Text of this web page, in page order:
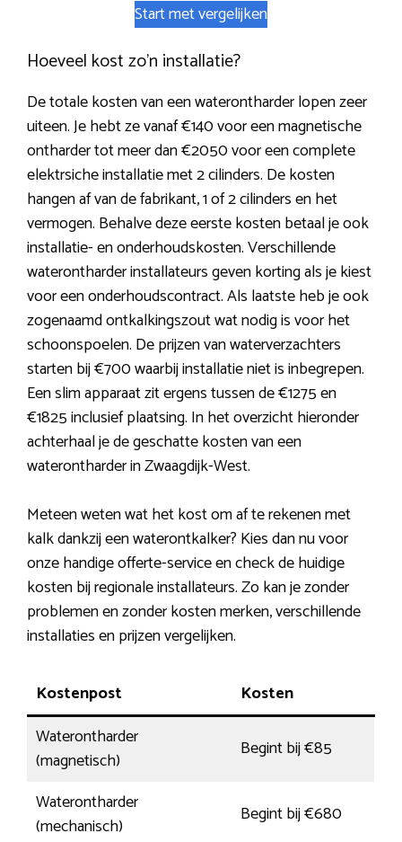
Start met vergelijken
Hoeveel kost zo’n installatie?
De totale kosten van een waterontharder lopen zeer
uiteen. Je hebt ze vanaf €140 voor een magnetische
ontharder tot meer dan €2050 voor een complete
elektrsiche installatie met 2 cilinders. De kosten
hangen af van de fabrikant, 1 of 2 cilinders en het
vermogen. Behalve deze eerste kosten betaal je ook
installatie- en onderhoudskosten. Verschillende
waterontharder installateurs geven korting als je kiest
voor een onderhoudscontract. Als laatste heb je ook
zogenaamd ontkalkingszout wat nodig is voor het
schoonspoelen. De prijzen van waterverzachters
starten bij €700 waarbij installatie niet is inbegrepen.
Een slim apparaat zit ergens tussen de €1275 en
€1825 inclusief plaatsing. In het overzicht hieronder
achterhaal je de geschatte kosten van een
waterontharder in Zwaagdijk-West.
Meteen weten wat het kost om af te rekenen met
kalk dankzij een waterontkalker? Kies dan nu voor
onze handige offerte-service en check de huidige
kosten bij regionale installateurs. Zo kan je zonder
problemen en zonder kosten merken, verschillende
installaties en prijzen vergelijken.
Kostenpost
Kosten
Waterontharder
(magnetisch)
Begint bij €85
Waterontharder
(mechanisch)
Begint bij €680